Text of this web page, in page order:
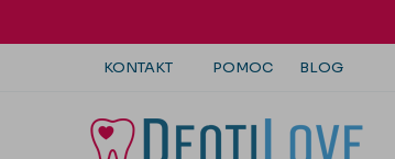
KONTAKT POMOC BLOG